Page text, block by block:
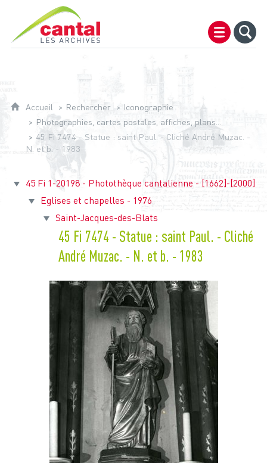
Archives du Cantal
Accueil Rechercher
Iconographie
Photographies, cartes postales, affiches, plans...
45 Fi 7474 - Statue : saint Paul. - Cliché André Muzac. -
N. et b. - 1983
45 Fi 1-20198 - Photothèque cantalienne - [1662]-[2000]
Eglises et chapelles - 1976
Saint-Jacques-des-Blats
45 Fi 7474 - Statue : saint Paul. - Cliché
André Muzac. - N. et b. - 1983